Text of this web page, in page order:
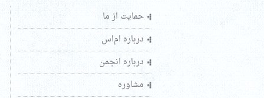
حمایت از ما
درباره ام‌اس
درباره انجمن
مشاوره